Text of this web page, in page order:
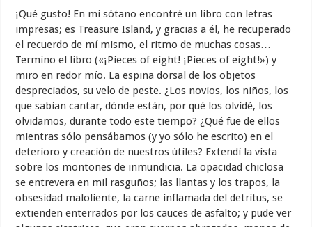
¡Qué gusto! En mi sótano encontré un libro con letras
impresas; es Treasure Island, y gracias a él, he recuperado
el recuerdo de mí mismo, el ritmo de muchas cosas…
Termino el libro («¡Pieces of eight! ¡Pieces of eight!») y
miro en redor mío. La espina dorsal de los objetos
despreciados, su velo de peste. ¿Los novios, los niños, los
que sabían cantar, dónde están, por qué los olvidé, los
olvidamos, durante todo este tiempo? ¿Qué fue de ellos
mientras sólo pensábamos (y yo sólo he escrito) en el
deterioro y creación de nuestros útiles? Extendí la vista
sobre los montones de inmundicia. La opacidad chiclosa
se entrevera en mil rasguños; las llantas y los trapos, la
obsesidad maloliente, la carne inflamada del detritus, se
extienden enterrados por los cauces de asfalto; y pude ver